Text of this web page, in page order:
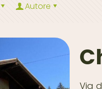
Autore
Via